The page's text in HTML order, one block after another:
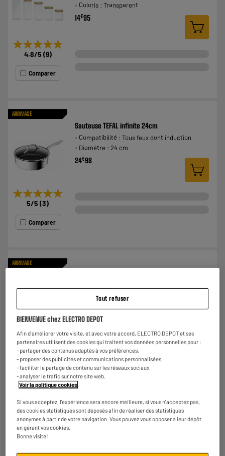
★★★★★
★★★★★
4.8/5 (9)
Comparer
Coloris : Transparent
14€95
ARRIVAGE
★★★★★
★★★★★
5/5 (3)
Comparer
Sauteuse TEFAL infinite 24cm
Compatibilité : Tous feux dont induction
Diamètre : 24 cm
24€98
ARRIVAGE
★★★★★
★★★★★
5/5(1)
Comparer
Type : Plat à four
Hachoir manuel BEPER C107UTT002 1L
Tout refuser
BIENVENUE chez ELECTRO DEPOT
Afin d'améliorer votre visite, et avec votre accord, ELECTRO DEPOT et ses
partenaires utilisent des cookies qui traitent vos données personnelles pour :
- partager des contenus adaptés à vos préférences,
- proposer des publicités et communications personnalisées,
- faciliter le partage de contenu sur les réseaux sociaux,
- analyser le trafic sur notre site web.
Voir la politique cookies.
Si vous acceptez, l'expérience sera encore meilleure, si vous n'acceptez pas,
des cookies statistiques sont déposés afin de réaliser des statistiques
anonymes à partir de votre navigation. Vous pouvez vous opposer à leur dépôt
en gérant vos cookies.
Bonne visite!